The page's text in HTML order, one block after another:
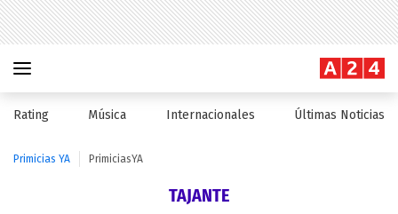
Rating Música Internacionales Últimas Noticias
Primicias YA PrimiciasYA
TAJANTE